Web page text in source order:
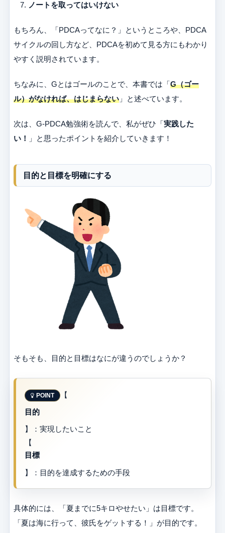
ノートを取ってはいけない
もちろん、「PDCAってなに？」というところや、PDCA
サイクルの回し方など、PDCAを初めて見る方にもわかり
やすく説明されています。
ちなみに、Gとはゴールのことで、本書では「G（ゴー
ル）がなければ、はじまらない 」と述べています。
次は、G-PDCA勉強術を読んで、私がぜひ「実践した
い！
」と思ったポイントを紹介していきます！
目的と目標を明確にする
そもそも、目的と目標はなにが違うのでしょうか？
【
目的
】：実現したいこと
【
目標
】：目的を達成するための手段
具体的には、「夏までに5キロやせたい」は目標です。
「夏は海に行って、彼氏をゲットする！」が目的です。